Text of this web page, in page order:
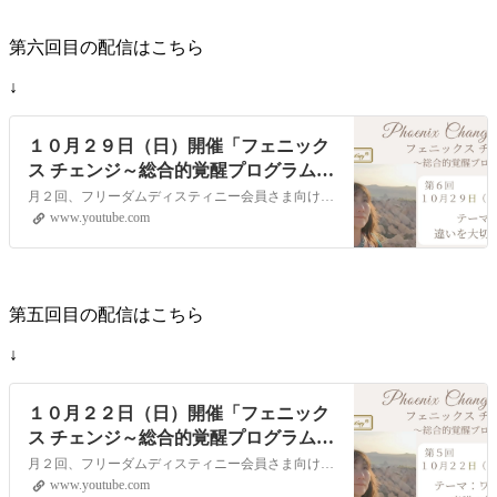
第六回目の配信はこちら
↓
１０月２９日（日）開催「フェニック
ス チェンジ～総合的覚醒プログラム
～」YouTubeライブヒーリングイベン
ト
月２回、フリーダムディスティニー会員さま向けに遠隔ヒーリングLOVINGサポートをYouTubeの生配信でお届けします。視聴者参加型のイベントとなりますので次回、どんなテーマで講座を開いてほしいか？等のリクエストや配信中のコメントもお受付しています！【第五回目）配信日時】１０月２２日（日）１０：００～（約４０分）…
www.youtube.com
第五回目の配信はこちら
↓
１０月２２日（日）開催「フェニック
ス チェンジ～総合的覚醒プログラム
～」YouTubeライブヒーリングイベン
ト
月２回、フリーダムディスティニー会員さま向けに遠隔ヒーリングLOVINGサポートをYouTubeの生配信でお届けします。視聴者参加型のイベントとなりますので次回、どんなテーマで講座を開いてほしいか？等のリクエストや配信中のコメントもお受付しています！【第五回目）配信日時】１０月２２日（日）１０：００～（約４０分）…
www.youtube.com